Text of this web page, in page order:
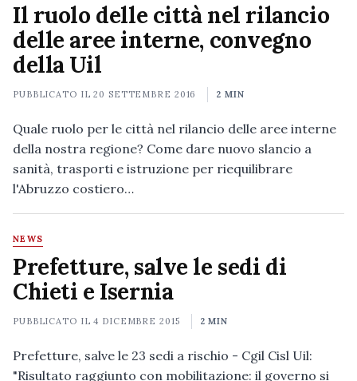
Il ruolo delle città nel rilancio
delle aree interne, convegno
della Uil
PUBBLICATO IL20 SETTEMBRE 2016 2 MIN
Quale ruolo per le città nel rilancio delle aree interne
della nostra regione? Come dare nuovo slancio a
sanità, trasporti e istruzione per riequilibrare
l'Abruzzo costiero…
NEWS
Prefetture, salve le sedi di
Chieti e Isernia
PUBBLICATO IL4 DICEMBRE 2015 2 MIN
Prefetture, salve le 23 sedi a rischio - Cgil Cisl Uil:
"Risultato raggiunto con mobilitazione: il governo si